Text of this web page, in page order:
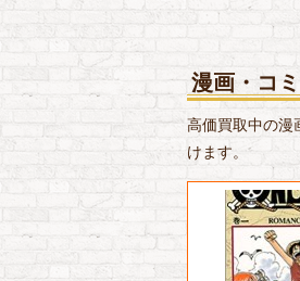
漫画・コ
高価買取中の
けます。